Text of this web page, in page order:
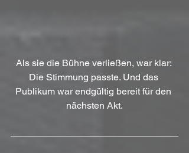
Als sie die Bühne verließen, war klar:
Die Stimmung passte. Und das
Publikum war endgültig bereit für den
nächsten Akt.